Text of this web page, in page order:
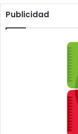
Publicidad